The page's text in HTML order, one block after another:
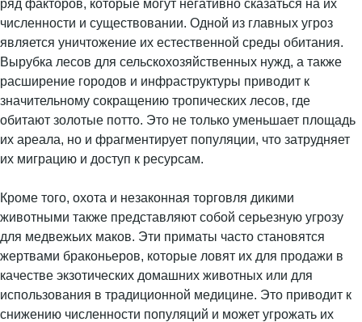
ряд факторов, которые могут негативно сказаться на их
численности и существовании. Одной из главных угроз
является уничтожение их естественной среды обитания.
Вырубка лесов для сельскохозяйственных нужд, а также
расширение городов и инфраструктуры приводит к
значительному сокращению тропических лесов, где
обитают золотые потто. Это не только уменьшает площадь
их ареала, но и фрагментирует популяции, что затрудняет
их миграцию и доступ к ресурсам.
Кроме того, охота и незаконная торговля дикими
животными также представляют собой серьезную угрозу
для медвежьих маков. Эти приматы часто становятся
жертвами браконьеров, которые ловят их для продажи в
качестве экзотических домашних животных или для
использования в традиционной медицине. Это приводит к
снижению численности популяций и может угрожать их